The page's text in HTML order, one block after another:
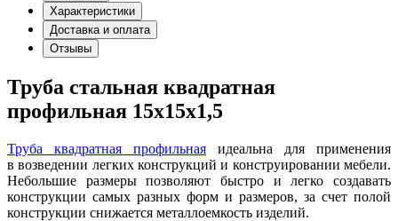
Характеристики
Доставка и оплата
Отзывы
Труба стальная квадратная
профильная 15х15х1,5
Труба квадратная профильная идеальна для применения
в возведении легких конструкций и конструировании мебели.
Небольшие размеры позволяют быстро и легко создавать
конструкции самых разных форм и размеров, за счет полой
конструкции снижается металлоемкость изделий.